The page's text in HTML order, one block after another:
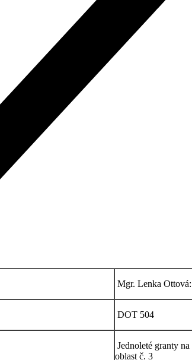
Mgr. Lenka Ottová:
DOT 504
Jednoleté granty
oblast č. 3